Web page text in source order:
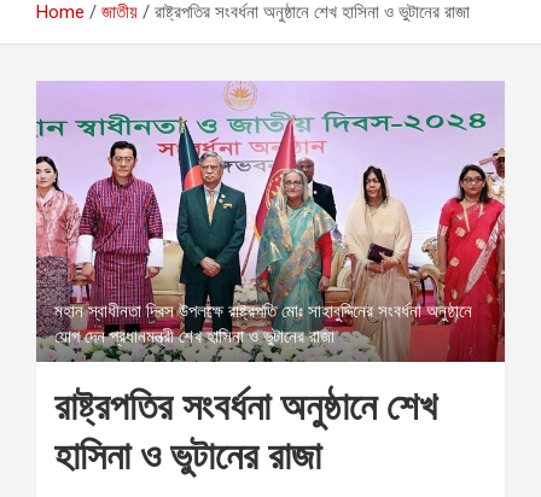
Home জাতীয় রাষ্ট্রপতির সংবর্ধনা অনুষ্ঠানে শেখ হাসিনা ও ভুটানের রাজা
মহান স্বাধীনতা দিবস উপলক্ষে রাষ্ট্রপতি মোঃ সাহাবুদ্দিনের সংবর্ধনা অনুষ্ঠানে
যোগ দেন প্রধানমন্ত্রী শেখ হাসিনা ও ভুটানের রাজা
রাষ্ট্রপতির সংবর্ধনা অনুষ্ঠানে শেখ
হাসিনা ও ভুটানের রাজা